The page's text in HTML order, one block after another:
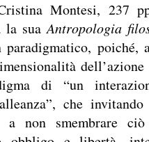
Montesi, 237
la suaAntropologia
poiché,
di “un
che
a non smembrare